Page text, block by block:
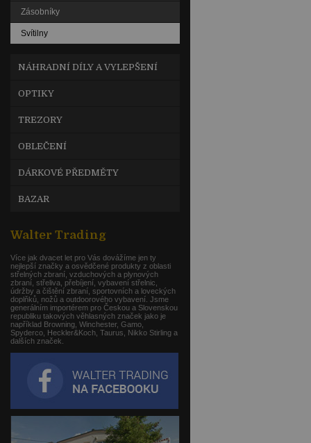
Zásobníky
Svítilny
NÁHRADNÍ DÍLY A VYLEPŠENÍ
OPTIKY
TREZORY
OBLEČENÍ
DÁRKOVÉ PŘEDMĚTY
BAZAR
Walter Trading
Více jak dvacet let pro Vás dovážíme jen ty
nejlepší značky a osvědčené produkty z oblasti
střelných zbraní, vzduchových a plynových
zbraní, střeliva, přebíjení, vybavení střelnic,
údržby a čištění zbraní, sportovních a loveckých
doplňků, nožů a outdoorového vybavení. Jsme
generálním importérem pro Českou a Slovenskou
republiku takových věhlasných značek jako je
například Browning, Winchester, Gamo,
Spyderco, Heckler&Koch, Taurus, Nikko Stirling a
dalších značek.